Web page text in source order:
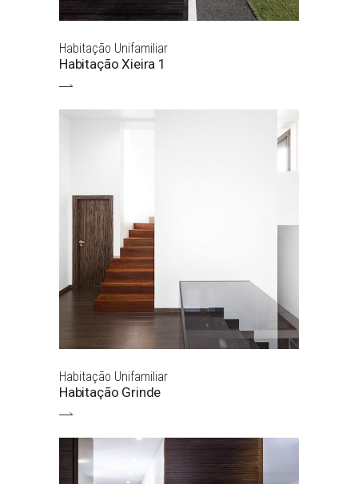
Habitação Unifamiliar
Habitação Xieira 1
Habitação Unifamiliar
Habitação Grinde